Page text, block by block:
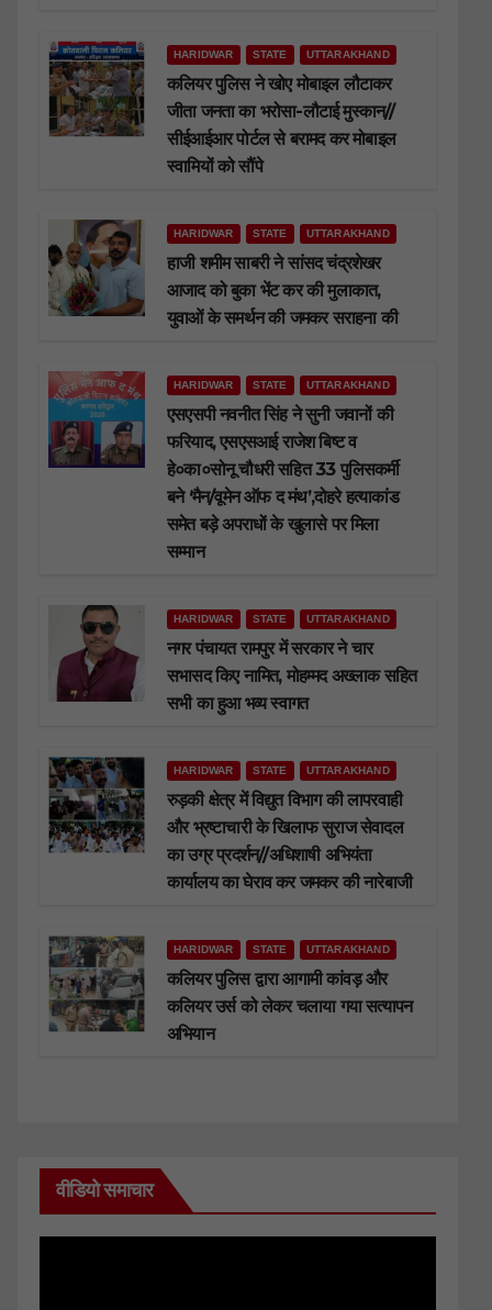
HARIDWAR STATE UTTARAKHAND
कलियर पुलिस ने खोए मोबाइल लौटाकर
जीता जनता का भरोसा-लौटाई मुस्कान//
सीईआईआर पोर्टल से बरामद कर मोबाइल
स्वामियों को सौंपे
HARIDWAR STATE UTTARAKHAND
हाजी शमीम साबरी ने सांसद चंद्रशेखर
आजाद को बुका भेंट कर की मुलाकात,
युवाओं के समर्थन की जमकर सराहना की
HARIDWAR STATE UTTARAKHAND
एसएसपी नवनीत सिंह ने सुनी जवानों की
फरियाद, एसएसआई राजेश बिष्ट व
हे०का०सोनू चौधरी सहित 33 पुलिसकर्मी
बने ‘मैन/वूमेन ऑफ द मंथ’,दोहरे हत्याकांड
समेत बड़े अपराधों के खुलासे पर मिला
सम्मान
HARIDWAR STATE UTTARAKHAND
नगर पंचायत रामपुर में सरकार ने चार
सभासद किए नामित, मोहम्मद अख्लाक सहित
सभी का हुआ भव्य स्वागत
HARIDWAR STATE UTTARAKHAND
रुड़की क्षेत्र में विद्युत विभाग की लापरवाही
और भ्रष्टाचारी के खिलाफ सुराज सेवादल
का उग्र प्रदर्शन//अधिशाषी अभियंता
कार्यालय का घेराव कर जमकर की नारेबाजी
HARIDWAR STATE UTTARAKHAND
कलियर पुलिस द्वारा आगामी कांवड़ और
कलियर उर्स को लेकर चलाया गया सत्यापन
अभियान
वीडियो समाचार